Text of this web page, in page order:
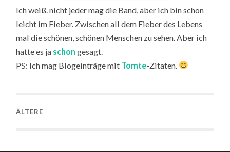
Ich weiß. nicht jeder mag die Band, aber ich bin schon
leicht im Fieber. Zwischen all dem Fieber des Lebens
mal die schönen, schönen Menschen zu sehen. Aber ich
hatte es ja schon gesagt.
PS: Ich mag Blogeinträge mit Tomte-Zitaten.
ÄLTERE